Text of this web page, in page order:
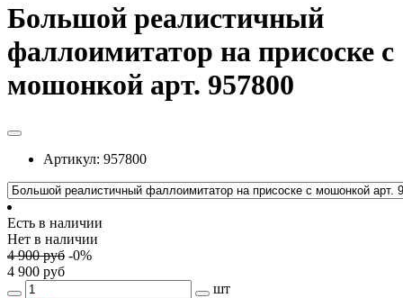
Большой реалистичный
фаллоимитатор на присоске с
мошонкой арт. 957800
Артикул: 957800
Есть в наличии
Нет в наличии
4 900руб -0%
4 900 руб
шт